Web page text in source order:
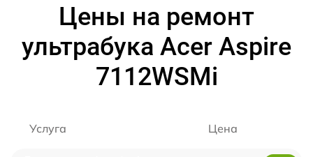
Цены на ремонт
ультрабука Acer Aspire
7112WSMi
Услуга Цена